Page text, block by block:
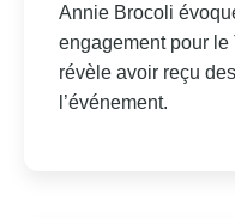
Annie Brocoli
engagement pour
révèle avoir reçu
l’événement.